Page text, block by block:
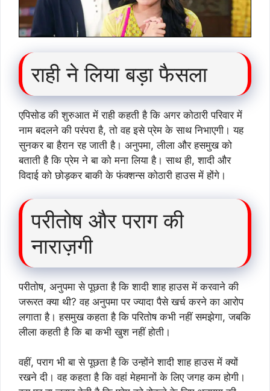
राही ने लिया बड़ा फैसला
एपिसोड की शुरुआत में राही कहती है कि अगर कोठारी परिवार में
नाम बदलने की परंपरा है, तो वह इसे प्रेम के साथ निभाएगी। यह
सुनकर बा हैरान रह जाती है। अनुपमा, लीला और हसमुख को
बताती है कि प्रेम ने बा को मना लिया है। साथ ही, शादी और
विदाई को छोड़कर बाकी के फंक्शन्स कोठारी हाउस में होंगे।
परीतोष और पराग की
नाराज़गी
परीतोष, अनुपमा से पूछता है कि शादी शाह हाउस में करवाने की
जरूरत क्या थी? वह अनुपमा पर ज्यादा पैसे खर्च करने का आरोप
लगाता है। हसमुख कहता है कि परितोष कभी नहीं समझेगा, जबकि
लीला कहती है कि बा कभी खुश नहीं होती।
वहीं, पराग भी बा से पूछता है कि उन्होंने शादी शाह हाउस में क्यों
रखने दी। वह कहता है कि वहां मेहमानों के लिए जगह कम होगी।